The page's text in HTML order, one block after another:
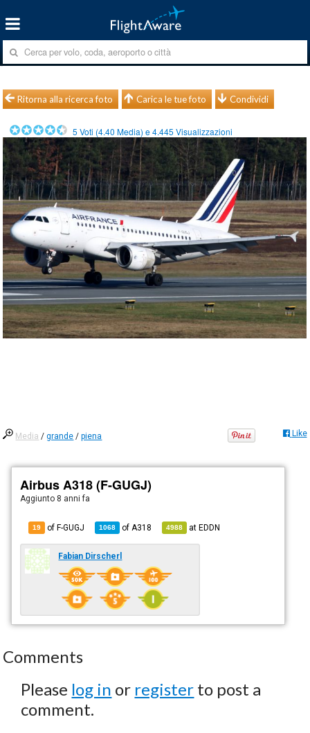
Ritorna alla ricerca foto Carica le tue foto Condividi
5 Voti (4.40 Media) e4.445 Visualizzazioni
Media /grande /piena Like
Airbus A318 (F-GUGJ)
Aggiunto 8 anni fa
19 of F-GUGJ 1068 of A318 4988 atEDDN
Fabian Dirscherl
Comments
Please log in or register to post a
comment.